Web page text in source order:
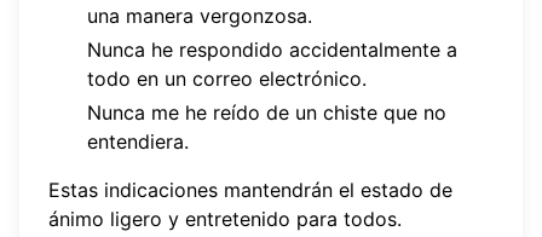
una manera vergonzosa.
Nunca he respondido accidentalmente a
todo en un correo electrónico.
Nunca me he reído de un chiste que no
entendiera.
Estas indicaciones mantendrán el estado de
ánimo ligero y entretenido para todos.